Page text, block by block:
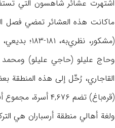
(قره‌باغ) تضم ۴,۶۷۶ أسرة، مجموع أفرادها ۳۱,۳۵۰ نسمة (
ولغة أهالي منطقة أرسباران هي